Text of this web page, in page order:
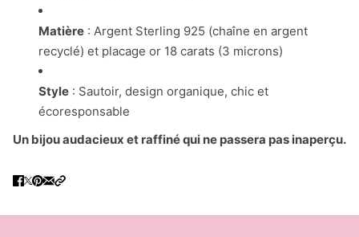
Matière : Argent Sterling 925 (chaîne en argent
recyclé) et placage or 18 carats (3 microns)
Style : Sautoir, design organique, chic et
écoresponsable
Un bijou audacieux et raffiné qui ne passera pas inaperçu.